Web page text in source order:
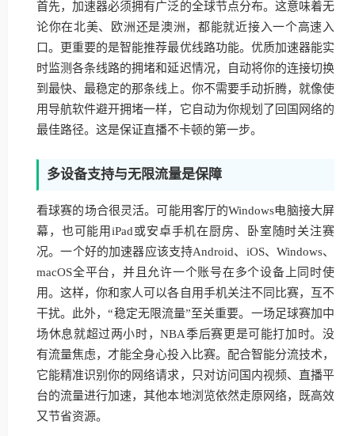
首先，加速器必须拥有广泛的全球节点分布。这意味着无
论你在北美、欧洲还是澳洲，都能就近接入一个高速入
口。更重要的是智能推荐最优线路功能。优质加速器能实
时监测各条线路的拥堵和延迟情况，自动将你的连接切换
到最快、最稳定的那条线上。你不需要手动折腾，就像使
用导航软件避开拥堵一样，它自动为你规划了回国网络的
最佳路径。这是保证直播不卡顿的第一步。
多设备支持与无限流量是保障
看球赛的场合很灵活。可能用客厅的Windows电脑接大屏
幕，也可能用iPad或安卓手机在厨房、卧室随时关注赛
况。一个好的加速器应该支持Android、iOS、Windows、
macOS全平台，并且允许一个账号在多个设备上同时使
用。这样，你和家人可以各自用手机关注不同比赛，互不
干扰。此外，“稳定无限流量”至关重要。一场足球赛加中
场休息就超过两小时，NBA季后赛更是可能打加时。没
有流量焦虑，才能全身心投入比赛。配合智能分流技术，
它能精准识别你的网络请求，只对访问国内视频、直播平
台的流量进行加速，其他本地浏览依然走原网络，既高效
又节省资源。